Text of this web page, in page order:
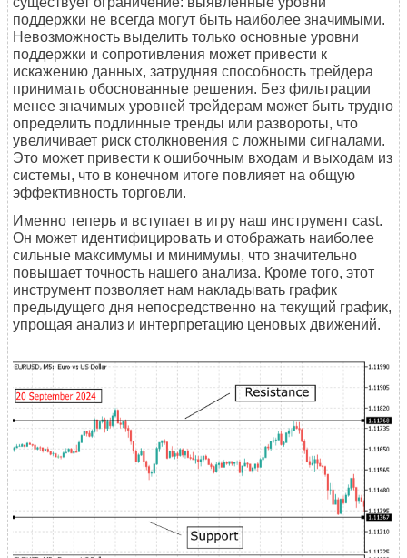
поддержки не всегда могут быть наиболее значимыми.
Невозможность выделить только основные уровни
поддержки и сопротивления может привести к
искажению данных, затрудняя способность трейдера
принимать обоснованные решения. Без фильтрации
менее значимых уровней трейдерам может быть трудно
определить подлинные тренды или развороты, что
увеличивает риск столкновения с ложными сигналами.
Это может привести к ошибочным входам и выходам из
системы, что в конечном итоге повлияет на общую
эффективность торговли.
Именно теперь и вступает в игру наш инструмент cast.
Он может идентифицировать и отображать наиболее
сильные максимумы и минимумы, что значительно
повышает точность нашего анализа. Кроме того, этот
инструмент позволяет нам накладывать график
предыдущего дня непосредственно на текущий график,
упрощая анализ и интерпретацию ценовых движений.